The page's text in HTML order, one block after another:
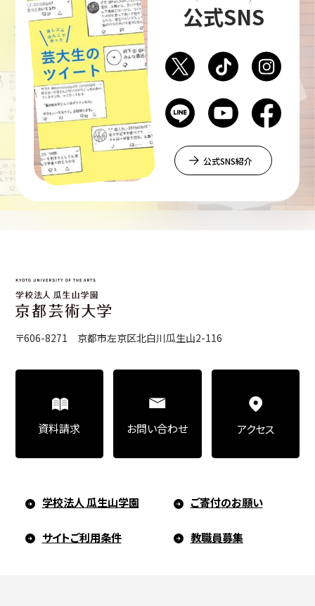
公式SNS
公式SNS紹介
〒606-8271 京都市左京区北白川瓜生山2-116
学校法人 瓜生山学園 ご寄付のお願い
サイトご利用条件 教職員募集
資料請求 お問い合わせ アクセス